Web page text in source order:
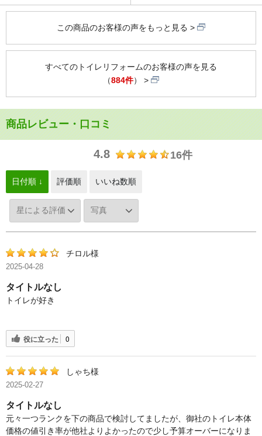
この商品のお客様の声をもっと見る
すべてのトイレリフォームのお客様の声を見る
（884件）
商品レビュー・口コミ
4.8 16件
日付順 ↓ 評価順 いいね数順
チロル様
2025-04-28
タイトルなし
トイレが好き
役に立った 0
しゃち様
2025-02-27
タイトルなし
元々一つランクを下の商品で検討してましたが、御社のトイレ本体
価格の値引き率が他社よりよかったので少し予算オーバーになりま